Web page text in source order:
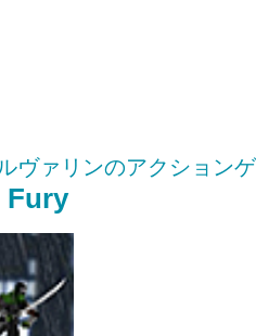
ヴァリンのアクション
Fury